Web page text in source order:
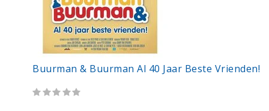
Buurman & Buurman Al 40 Jaar Beste Vrienden!